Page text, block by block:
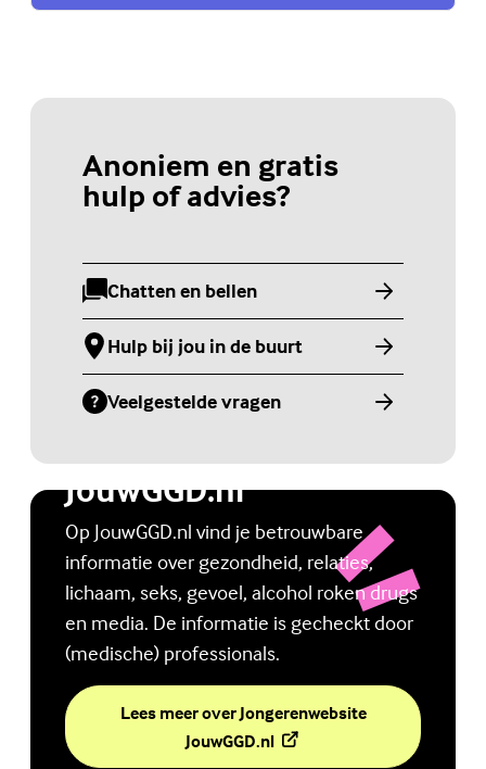
Anoniem en gratis
hulp of advies?
Chatten en bellen
(Externe link)
Hulp bij jou in de buurt
(Externe link)
Veelgestelde vragen
(Externe link)
Jongerenwebsite
JouwGGD.nl
Op JouwGGD.nl vind je betrouwbare
informatie over gezondheid, relaties,
lichaam, seks, gevoel, alcohol roken drugs
en media. De informatie is gecheckt door
(medische) professionals.
Lees meer over Jongerenwebsite
JouwGGD.nl(Externe link)